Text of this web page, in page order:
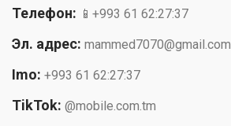
Телефон: 📱+993 61 62:27:37
Эл. адрес: mammed7070@gmail.com
Imo: +993 61 62:27:37
TikTok: @mobile.com.tm